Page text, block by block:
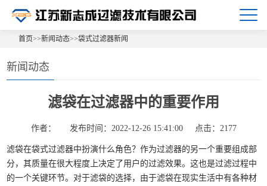
首页>>新闻动态>>袋式过滤器新闻
新闻动态
滤袋在过滤器中的重要作用
作者： 发布时间：2022-12-26 15:41:00 点击：2177
滤袋在袋式过滤器中扮演什么角色？作为过滤器的另一个重要组成部
分，其质量在很大程度上决定了用户的过滤效果。这也是过滤过程中
的一个关键环节。对于滤袋的选择，由于滤袋在现实生活中有各种材